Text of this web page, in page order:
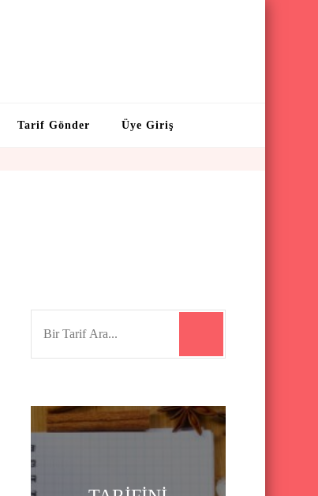
Tarif Gönder Üye Giriş
f
o